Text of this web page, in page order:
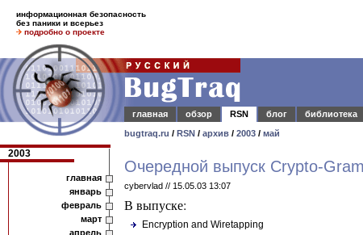
информационная безопасность
без паники и всерьез
подробно о проекте
главная
обзор RSN блог библиотека
bugtraq.ru / RSN / архив / 2003 / май
2003
главная
январь
февраль
март
апрель
Очередной выпуск Crypto-Gram
cybervlad // 15.05.03 13:07
В выпуске:
Encryption and Wiretapping